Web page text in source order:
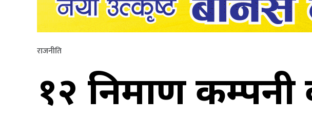
राजनीति
१२ निर्माण